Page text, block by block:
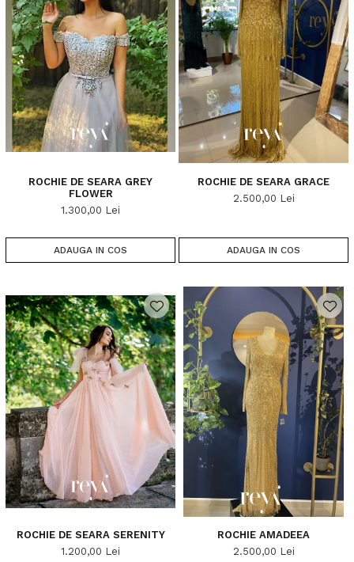
ROCHIE DE SEARA GREY
FLOWER
1.300,00 Lei
ADAUGA IN COS
ROCHIE DE SEARA GRACE
2.500,00 Lei
ADAUGA IN COS
ROCHIE DE SEARA SERENITY
1.200,00 Lei
ROCHIE AMADEEA
2.500,00 Lei